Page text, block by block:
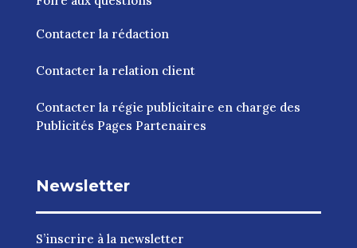
Contacter la rédaction
Contacter la relation client
Contacter la régie publicitaire en charge des
Publicités Pages Partenaires
Newsletter
S’inscrire à la newsletter